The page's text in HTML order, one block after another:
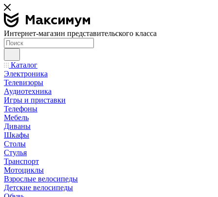
Интернет-магазин представительского класса
Каталог
Электроника
Телевизоры
Аудиотехника
Игры и приставки
Телефоны
Мебель
Диваны
Шкафы
Столы
Стулья
Транспорт
Мотоциклы
Взрослые велосипеды
Детские велосипеды